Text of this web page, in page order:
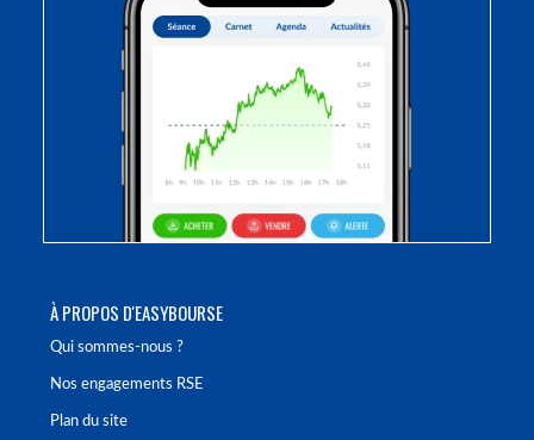
À PROPOS D'EASYBOURSE
Qui sommes-nous ?
Nos engagements RSE
Plan du site